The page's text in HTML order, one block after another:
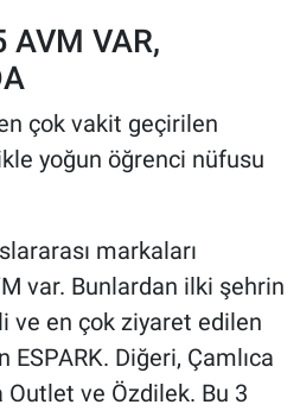
AVM VAR,
çok vakit geçirilen
yoğun öğrenci nüfusu
markaları
var. Bunlardan ilki şehrin
ve en çok ziyaret edilen
Diğeri, Çamlıca
ve Özdilek. Bu 3